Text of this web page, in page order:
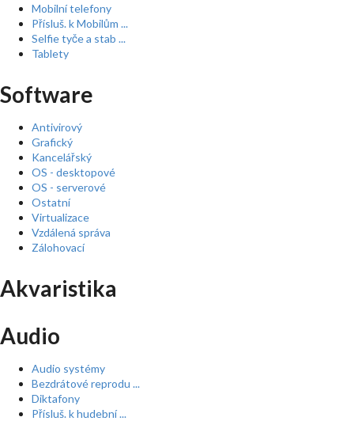
Mobilní telefony
Přísluš. k Mobilům ...
Selfie tyče a stab ...
Tablety
Software
Antivirový
Grafický
Kancelářský
OS - desktopové
OS - serverové
Ostatní
Virtualizace
Vzdálená správa
Zálohovací
Akvaristika
Audio
Audio systémy
Bezdrátové reprodu ...
Diktafony
Přísluš. k hudební ...